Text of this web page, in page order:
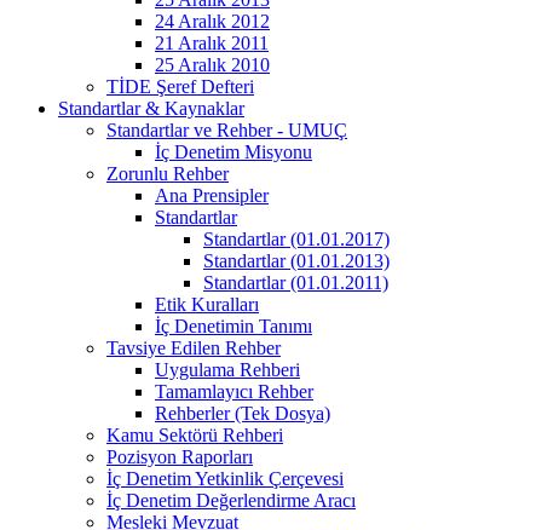
24 Aralık 2012
21 Aralık 2011
25 Aralık 2010
TİDE Şeref Defteri
Standartlar & Kaynaklar
Standartlar ve Rehber - UMUÇ
İç Denetim Misyonu
Zorunlu Rehber
Ana Prensipler
Standartlar
Standartlar (01.01.2017)
Standartlar (01.01.2013)
Standartlar (01.01.2011)
Etik Kuralları
İç Denetimin Tanımı
Tavsiye Edilen Rehber
Uygulama Rehberi
Tamamlayıcı Rehber
Rehberler (Tek Dosya)
Kamu Sektörü Rehberi
Pozisyon Raporları
İç Denetim Yetkinlik Çerçevesi
İç Denetim Değerlendirme Aracı
Mesleki Mevzuat